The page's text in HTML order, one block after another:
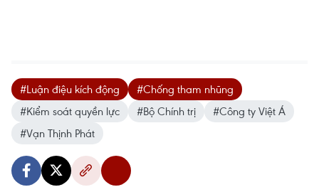
#Luận điệu kích động
#Chống tham nhũng
#Kiểm soát quyền lực
#Bộ Chính trị
#Công ty Việt Á
#Vạn Thịnh Phát